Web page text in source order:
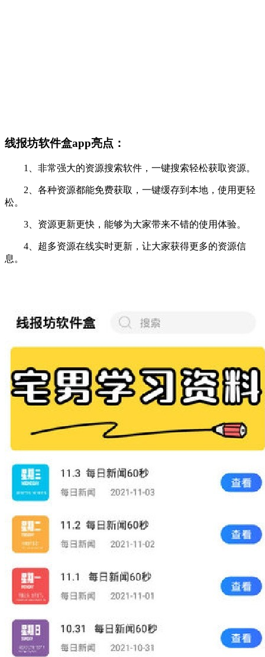
线报坊软件盒app亮点：
1、非常强大的资源搜索软件，一键搜索轻松获取资源。
2、各种资源都能免费获取，一键缓存到本地，使用更轻
松。
3、资源更新更快，能够为大家带来不错的使用体验。
4、超多资源在线实时更新，让大家获得更多的资源信
息。